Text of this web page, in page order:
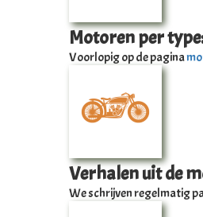
Motoren per
Voorlopig op de pagina
Verhalen uit de
We schrijven regelmatig